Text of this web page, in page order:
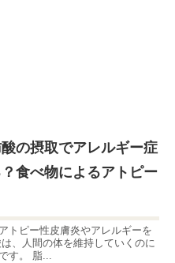
酸の摂取でアレルギー症
食べ物によるアトピー
トピー性皮膚炎やアレルギーを
、人間の体を維持していくのに
す。 脂...